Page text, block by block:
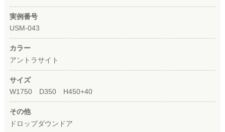
実例番号
USM-043
カラー
アントラサイト
サイズ
W1750 D350 H450+40
その他
ドロップダウンドア